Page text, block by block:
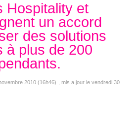
Hospitality et
un accord
des solutions
à plus de 200
2010 (16h46)
, mis a jour le vendredi 30